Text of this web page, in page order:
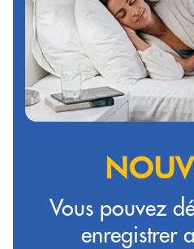
Vous pouvez
enregistrer